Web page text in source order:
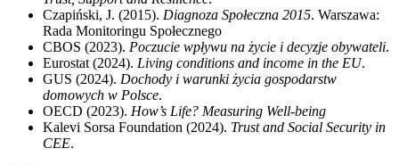
Czapiński, J. (2015). Diagnoza Społeczna 2015. Warszawa:
Rada Monitoringu Społecznego
CBOS (2023). Poczucie wpływu na życie i decyzje obywateli.
Eurostat (2024). Living conditions and income in the EU.
GUS (2024). Dochody i warunki życia gospodarstw
domowych w Polsce.
OECD (2023). How’s Life? Measuring Well-being
Kalevi Sorsa Foundation (2024). Trust and Social Security in
CEE.